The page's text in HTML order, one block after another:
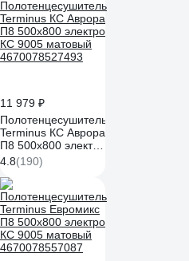
11 979 ₽
Полотенцесушитель
Terminus КС Аврора
П8 500x800 электро
КС 9005 матовый
4670078527493
4.8(190)